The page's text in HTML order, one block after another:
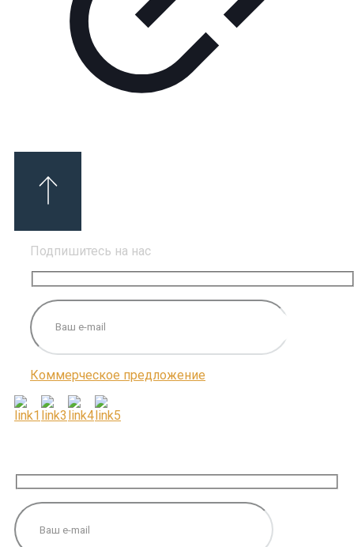
Подпишитесь на нас
Коммерческое предложение